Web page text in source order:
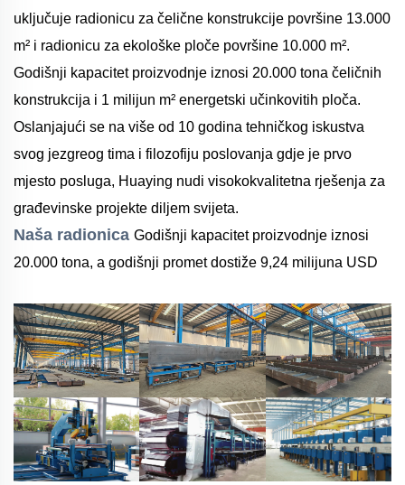
uključuje radionicu za čelične konstrukcije površine 13.000
m² i radionicu za ekološke ploče površine 10.000 m².
Godišnji kapacitet proizvodnje iznosi 20.000 tona čeličnih
konstrukcija i 1 milijun m² energetski učinkovitih ploča.
Oslanjajući se na više od 10 godina tehničkog iskustva
svog jezgreog tima i filozofiju poslovanja gdje je prvo
mjesto posluga, Huaying nudi visokokvalitetna rješenja za
građevinske projekte diljem svijeta.
Naša radionica Godišnji kapacitet proizvodnje iznosi
20.000 tona, a godišnji promet dostiže 9,24 milijuna USD